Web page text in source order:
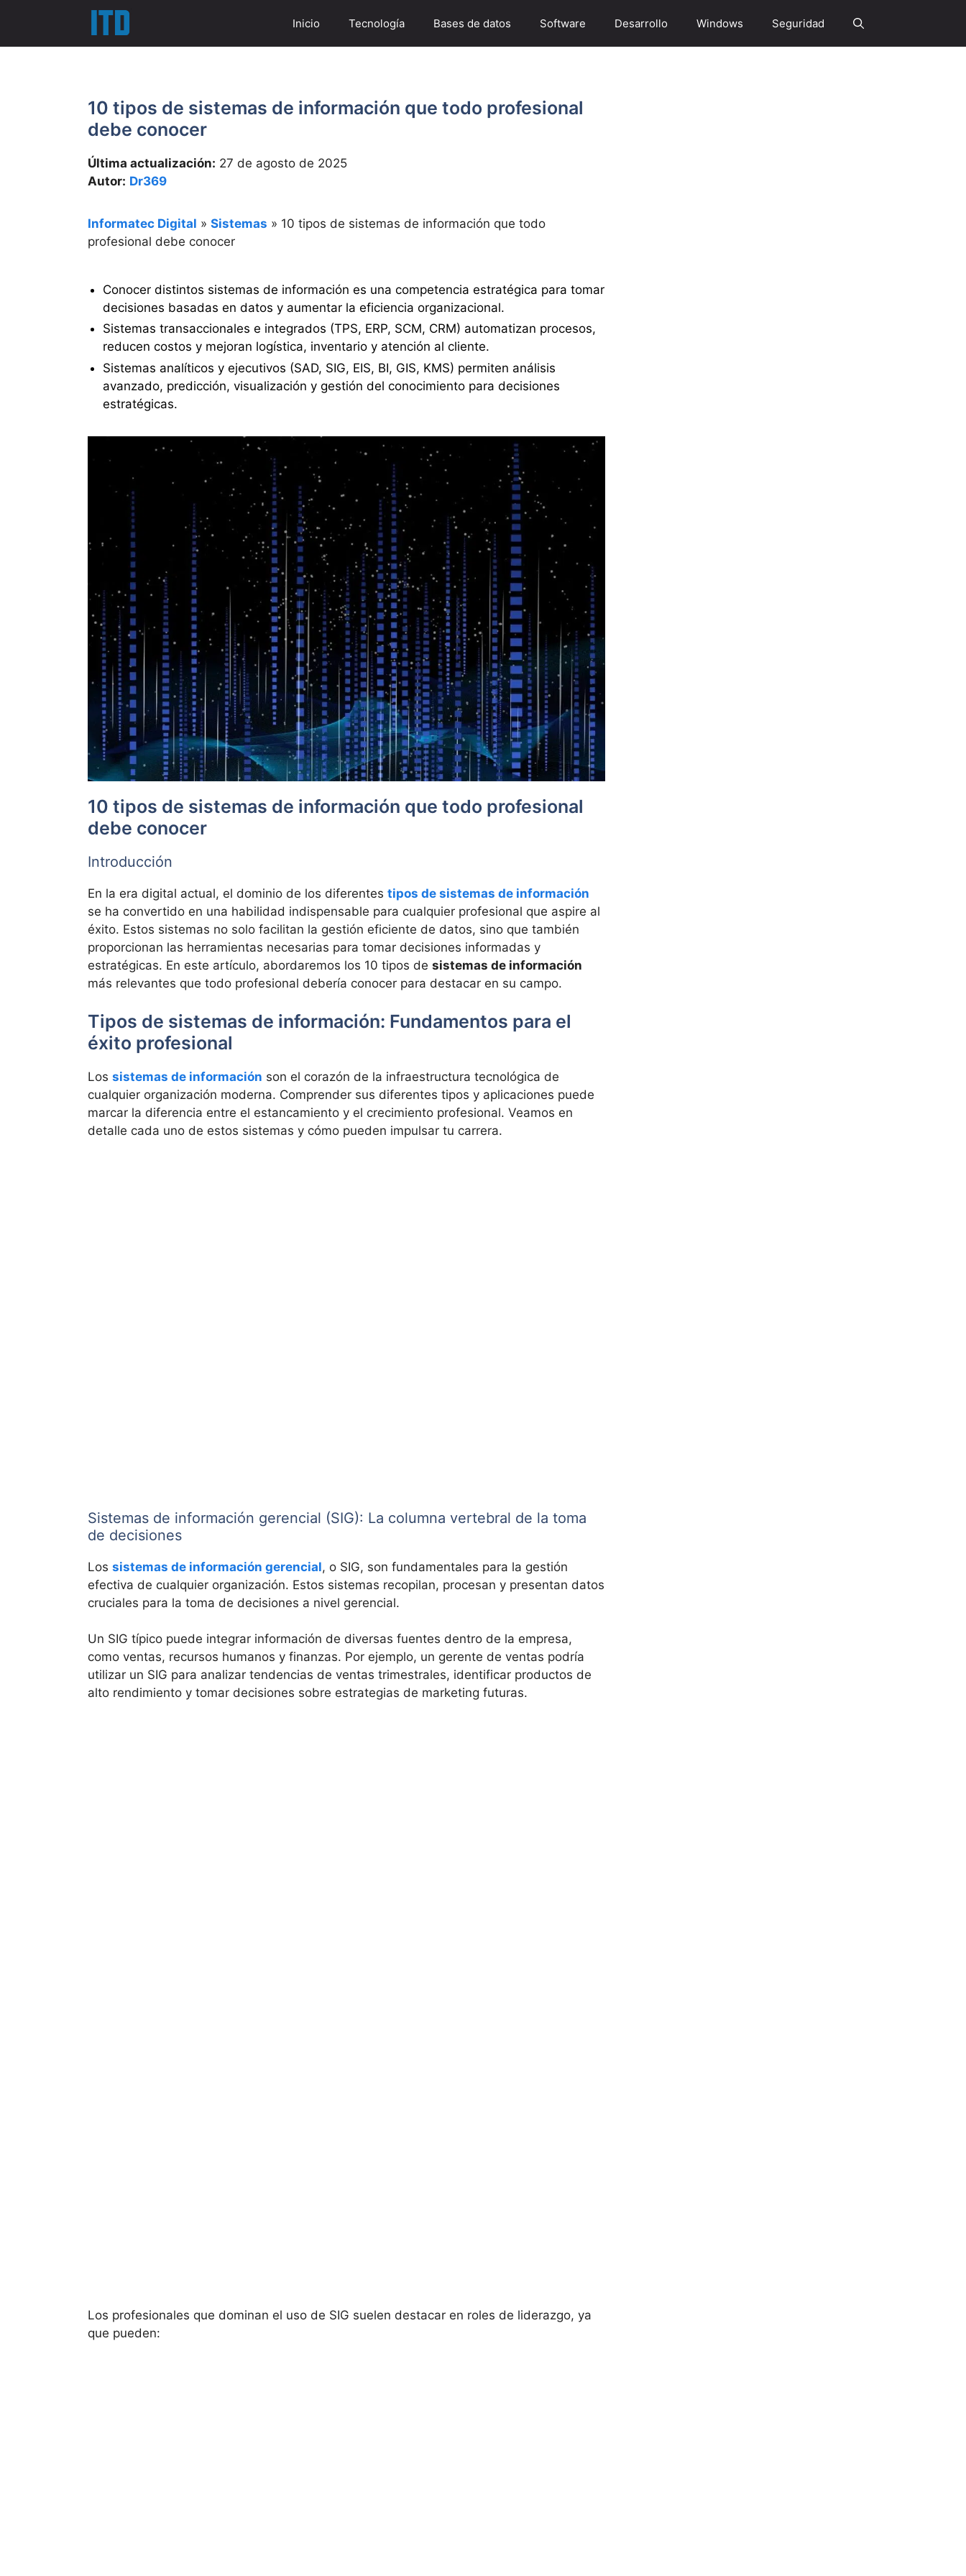
contenido
Inicio Tecnología Bases de datos Software Desarrollo Windows Seguridad
10 tipos de sistemas de información que todo profesional
debe conocer
Última actualización: 27 de agosto de 2025
Autor: Dr369
Informatec Digital » Sistemas » 10 tipos de sistemas de información que todo
profesional debe conocer
Conocer distintos sistemas de información es una competencia estratégica para tomar
decisiones basadas en datos y aumentar la eficiencia organizacional.
Sistemas transaccionales e integrados (TPS, ERP, SCM, CRM) automatizan procesos,
reducen costos y mejoran logística, inventario y atención al cliente.
Sistemas analíticos y ejecutivos (SAD, SIG, EIS, BI, GIS, KMS) permiten análisis
avanzado, predicción, visualización y gestión del conocimiento para decisiones
estratégicas.
10 tipos de sistemas de información que todo profesional
debe conocer
Introducción
En la era digital actual, el dominio de los diferentes tipos de sistemas de información
se ha convertido en una habilidad indispensable para cualquier profesional que aspire al
éxito. Estos sistemas no solo facilitan la gestión eficiente de datos, sino que también
proporcionan las herramientas necesarias para tomar decisiones informadas y
estratégicas. En este artículo, abordaremos los 10 tipos de sistemas de información
más relevantes que todo profesional debería conocer para destacar en su campo.
Tipos de sistemas de información: Fundamentos para el
éxito profesional
Los sistemas de información son el corazón de la infraestructura tecnológica de
cualquier organización moderna. Comprender sus diferentes tipos y aplicaciones puede
marcar la diferencia entre el estancamiento y el crecimiento profesional. Veamos en
detalle cada uno de estos sistemas y cómo pueden impulsar tu carrera.
Sistemas de información gerencial (SIG): La columna vertebral de la toma
de decisiones
Los sistemas de información gerencial, o SIG, son fundamentales para la gestión
efectiva de cualquier organización. Estos sistemas recopilan, procesan y presentan datos
cruciales para la toma de decisiones a nivel gerencial.
Un SIG típico puede integrar información de diversas fuentes dentro de la empresa,
como ventas, recursos humanos y finanzas. Por ejemplo, un gerente de ventas podría
utilizar un SIG para analizar tendencias de ventas trimestrales, identificar productos de
alto rendimiento y tomar decisiones sobre estrategias de marketing futuras.
Los profesionales que dominan el uso de SIG suelen destacar en roles de liderazgo, ya
que pueden: